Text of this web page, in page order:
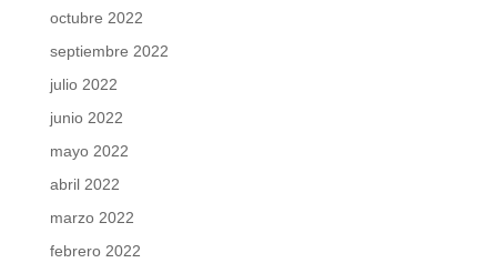
octubre 2022
septiembre 2022
julio 2022
junio 2022
mayo 2022
abril 2022
marzo 2022
febrero 2022